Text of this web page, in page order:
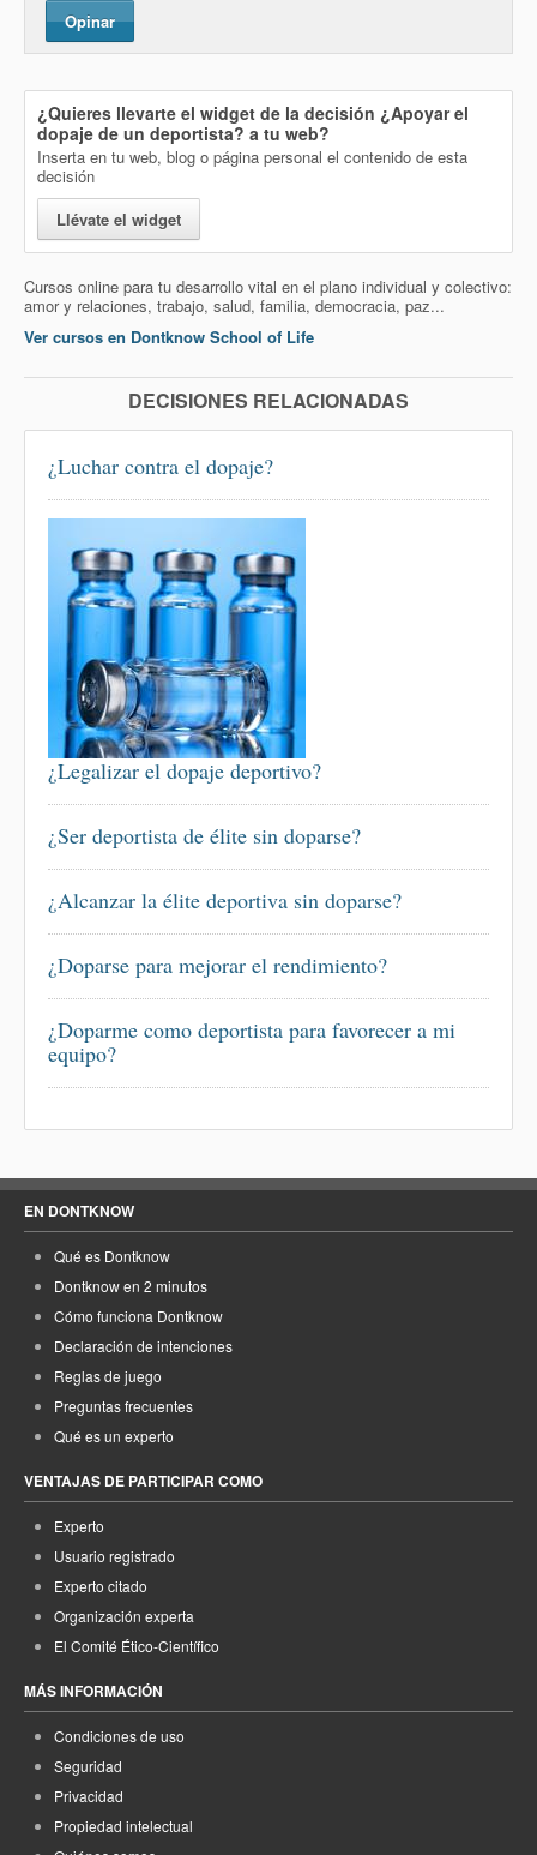
Opinar
¿Quieres llevarte el widget de la decisión ¿Apoyar el
dopaje de un deportista? a tu web?
Inserta en tu web, blog o página personal el contenido de esta
decisión
Llévate el widget
Cursos online para tu desarrollo vital en el plano individual y colectivo:
amor y relaciones, trabajo, salud, familia, democracia, paz...
Ver cursos en Dontknow School of Life
DECISIONES RELACIONADAS
¿Luchar contra el dopaje?
¿Legalizar el dopaje deportivo?
¿Ser deportista de élite sin doparse?
¿Alcanzar la élite deportiva sin doparse?
¿Doparse para mejorar el rendimiento?
¿Doparme como deportista para favorecer a mi
equipo?
EN DONTKNOW
Qué es Dontknow
Dontknow en 2 minutos
Cómo funciona Dontknow
Declaración de intenciones
Reglas de juego
Preguntas frecuentes
Qué es un experto
VENTAJAS DE PARTICIPAR COMO
Experto
Usuario registrado
Experto citado
Organización experta
El Comité Ético-Científico
MÁS INFORMACIÓN
Condiciones de uso
Seguridad
Privacidad
Propiedad intelectual